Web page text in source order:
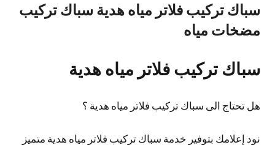
للاعلانات
بالكويت
سباك تركيب فلاتر مياه هدية سباك تركيب
مضخات مياه
سباك تركيب فلاتر مياه هدية
هل تحتاج الى سباك تركيب فلاتر مياه هدية ؟
نود إعلامك بتوفير خدمة سباك تركيب فلاتر مياه هدية متميز